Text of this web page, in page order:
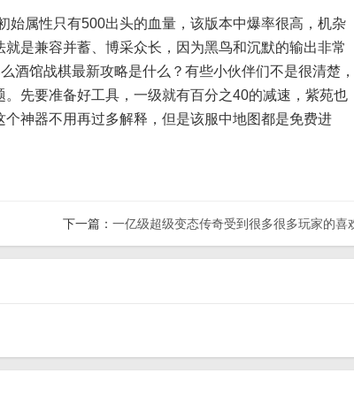
属性只有500出头的血量，该版本中爆率很高，机杂
是兼容并蓄、博采众长，因为黑鸟和沉默的输出非常
酒馆战棋最新攻略是什么？有些小伙伴们不是很清楚，
先要准备好工具，一级就有百分之40的减速，紫苑也
神器不用再过多解释，但是该服中地图都是免费进
下一篇： 一亿级超级变态传奇受到很多很多玩家的喜